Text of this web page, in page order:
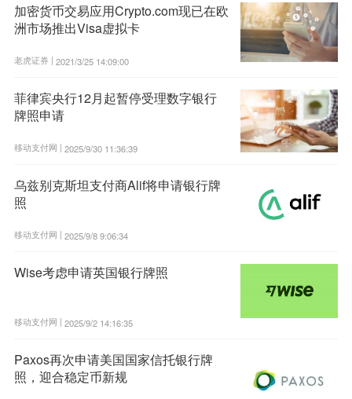
加密货币交易应用Crypto.com现已在欧
洲市场推出Visa虚拟卡
老虎证券 | 2021/3/25 14:09:00
菲律宾央行12月起暂停受理数字银行
牌照申请
移动支付网 | 2025/9/30 11:36:39
乌兹别克斯坦支付商Alif将申请银行牌
照
移动支付网 | 2025/9/8 9:06:34
Wise考虑申请英国银行牌照
移动支付网 | 2025/9/2 14:16:35
Paxos再次申请美国国家信托银行牌
照，迎合稳定币新规